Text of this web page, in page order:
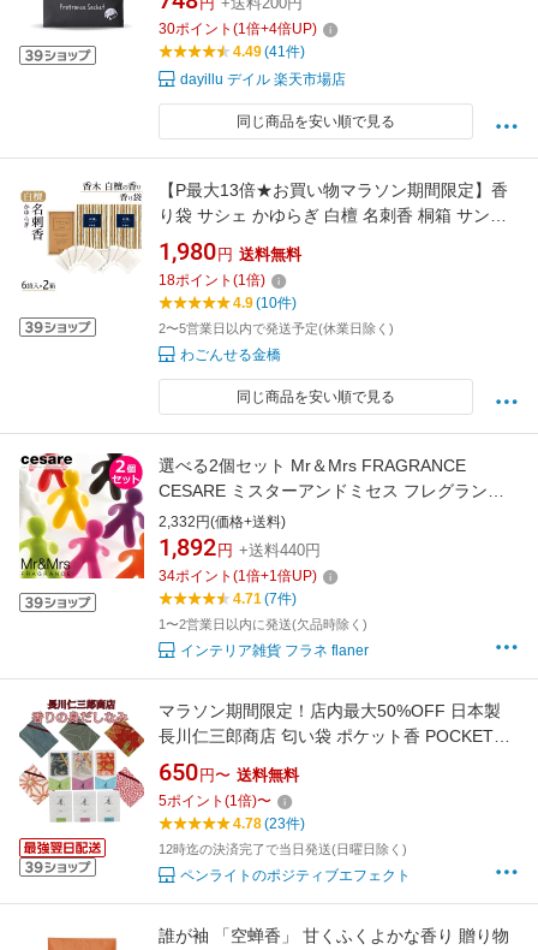
新生活 引越し祝い プチギフト プレゼント
30ポイント (1倍+4倍UP)
4.49(41件)
dayillu デイル 楽天市場店
同じ商品を安い順で見る
【P最大13倍★お買い物マラソン期間限定】香
り袋 サシェ かゆらぎ 白檀 名刺香 桐箱 サンダ
ルウッド 6袋入×2箱セット 文香 約35g 名刺 財
布 ポーチ 香木白檀 日本香堂
1,980 円 送料無料
18ポイント (1倍)
4.9(10件)
2〜5営業日以内で発送予定(休業日除く)
わごんせる金橋
同じ商品を安い順で見る
選べる2個セット Mr＆Mrs FRAGRANCE
CESARE ミスターアンドミセス フレグランス
チェザーレ カーフレッシュナー【ポイント2
倍】【p0819】
2,332円(価格+送料)
1,892 円 +送料440円
34ポイント (1倍+1倍UP)
4.71(7件)
1〜2営業日以内に発送(欠品時除く)
インテリア雑貨 フラネ flaner
マラソン期間限定！店内最大50%OFF 日本製
長川仁三郎商店 匂い袋 ポケット香 POCKET香
白檀 さくら レモングラス 本体 詰め替え 詰替え
詰換え 天然香料 アロマ 香り袋 携帯用 財布 名
刺サイズ カード フレグランス 着物 和柄 安眠
癒し 巾着袋 贈り物 お盆 プレゼント お香
650 円〜 送料無料
5ポイント (1倍)〜
4.78(23件)
12時迄の決済完了で当日発送(日曜日除く)
ペンライトのポジティブエフェクト
誰が袖 「空蝉香」 甘くふくよかな香り 贈り物